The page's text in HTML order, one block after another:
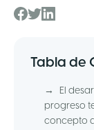
Tabla de
→
El
progreso
concepto